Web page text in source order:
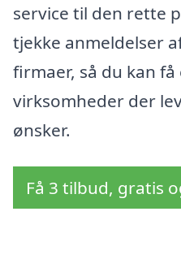
service til den rette
tjekke anmeldelser
firmaer, så du kan
virksomheder der
ønsker.
Få 3 tilbud, gratis